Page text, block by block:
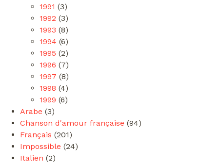
1991 (3)
1992 (3)
1993 (8)
1994 (6)
1995 (2)
1996 (7)
1997 (8)
1998 (4)
1999 (6)
Arabe (3)
Chanson d'amour française (94)
Français (201)
Impossible (24)
Italien (2)